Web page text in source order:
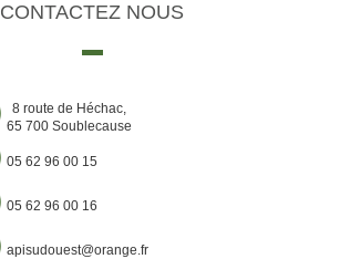
CONTACTEZ NOUS
8 route de Héchac,
65 700 Soublecause
05 62 96 00 15
05 62 96 00 16
apisudouest@orange.fr